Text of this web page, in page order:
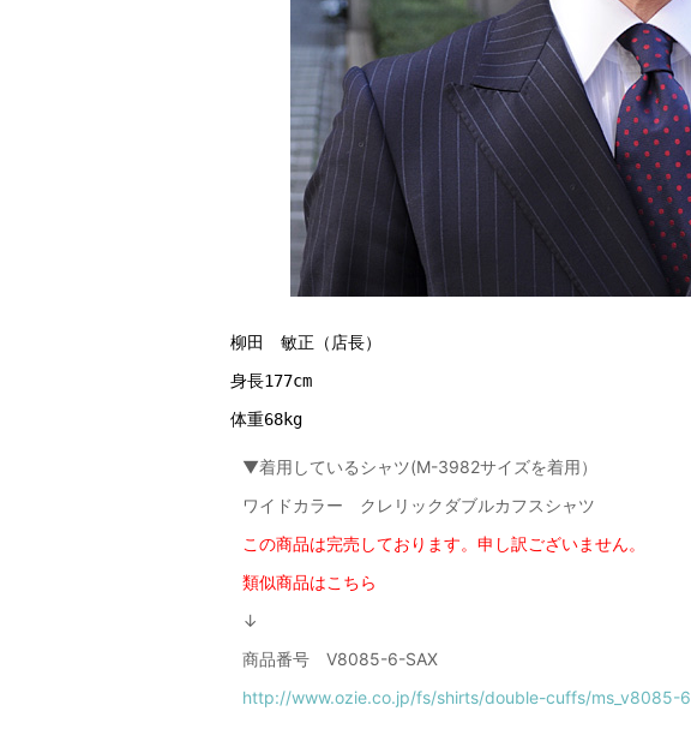
柳田　敏正（店長）
身長177cm
体重68kg
▼着用しているシャツ(M-3982サイズを着用）
ワイドカラー クレリックダブルカフスシャツ
この商品は完売しております。申し訳ございません。
類似商品はこちら
↓
商品番号 V8085-6-SAX
http://www.ozie.co.jp/fs/shirts/double-cuffs/ms_v8085-6